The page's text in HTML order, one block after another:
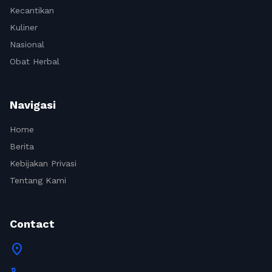
Kecantikan
Kuliner
Nasional
Obat Herbal
Navigasi
Home
Berita
Kebijakan Privasi
Tentang Kami
Contact
location_on